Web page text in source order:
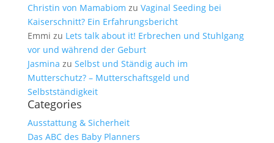
Christin von Mamabiom zu Vaginal Seeding bei
Kaiserschnitt? Ein Erfahrungsbericht
Emmi zu Lets talk about it! Erbrechen und Stuhlgang
vor und während der Geburt
Jasmina zu Selbst und Ständig auch im
Mutterschutz? – Mutterschaftsgeld und
Selbstständigkeit
Categories
Ausstattung & Sicherheit
Das ABC des Baby Planners